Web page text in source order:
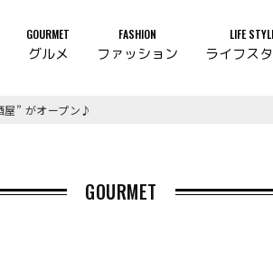
GOURMET
グルメ
FASHION
ファッション
LIFE
ライフス
屋” がオープン♪
GOURMET